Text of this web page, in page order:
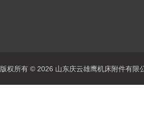
版权所有 © 2026 山东庆云雄鹰机床附件有